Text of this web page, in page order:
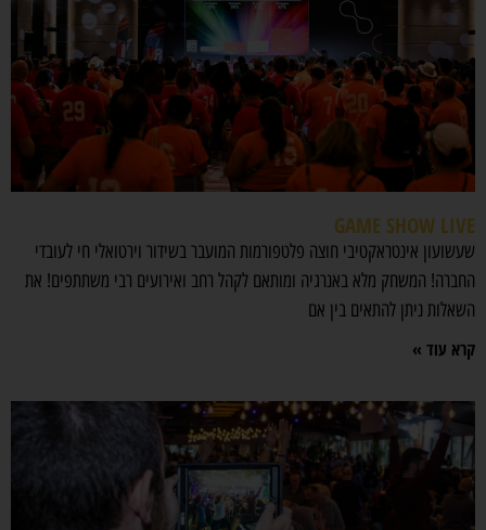
GAME SHOW LIVE
שעשועון אינטראקטיבי חוצה פלטפורמות המועבר בשידור וירטואלי חי לעובדי
החברה! המשחק מלא באנרגיה ומותאם לקהל רחב ואירועים רבי משתתפים! את
השאלות ניתן להתאים בין אם
קרא עוד »